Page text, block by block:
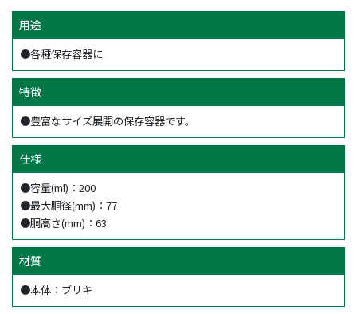
用途
●各種保存容器に
特徴
●豊富なサイズ展開の保存容器です。
仕様
●容量(ml)：200
●最大胴径(mm)：77
●胴高さ(mm)：63
材質
●本体：ブリキ